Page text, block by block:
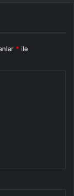
* ile